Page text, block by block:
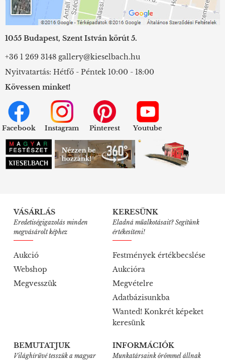
1055 Budapest, Szent István körút 5.
+36 1 269 3148 gallery@kieselbach.hu
Nyitvatartás: Hétfő - Péntek 10:00 - 18:00
Kövessen minket!
Facebook Instagram Pinterest Youtube
VÁSÁRLÁS
Eredetiségigazolás minden
megvásárolt képhez
Aukció
Webshop
Megvesszük
KERESÜNK
Eladná műalkotásait? Segítünk
értékesíteni!
Festmények értékbecslése
Aukcióra
Megvételre
Adatbázisunkba
Wanted! Konkrét képeket
keresünk
BEMUTATJUK
Világhírűvé tesszük a magyar
INFORMÁCIÓK
Munkatársaink örömmel állnak